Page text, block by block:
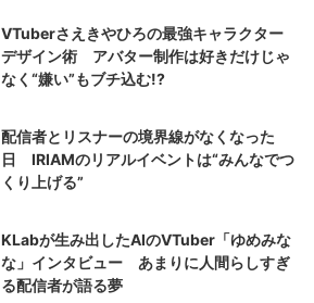
VTuberさえきやひろの最強キャラクター
デザイン術 アバター制作は好きだけじゃ
なく“嫌い”もブチ込む!?
配信者とリスナーの境界線がなくなった
日 IRIAMのリアルイベントは“みんなでつ
くり上げる”
KLabが生み出したAIのVTuber「ゆめみな
な」インタビュー あまりに人間らしすぎ
る配信者が語る夢